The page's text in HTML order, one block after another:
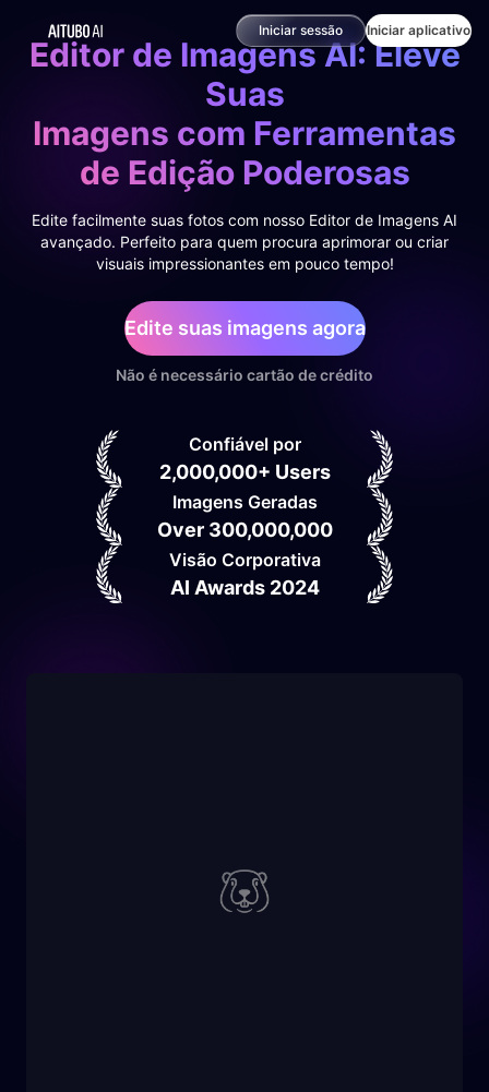
Iniciar sessão Iniciar aplicativo
Editor de Imagens AI: Eleve
Suas
Imagens com Ferramentas
de Edição Poderosas
Edite facilmente suas fotos com nosso Editor de Imagens AI
avançado. Perfeito para quem procura aprimorar ou criar
visuais impressionantes em pouco tempo!
Edite suas imagens agora
Não é necessário cartão de crédito
Confiável por
2,000,000+ Users
Imagens Geradas
Over 300,000,000
Visão Corporativa
AI Awards 2024